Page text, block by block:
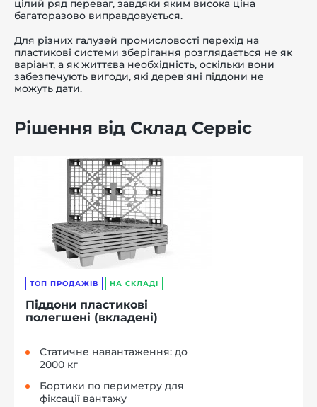
цілий ряд переваг, завдяки яким висока ціна
багаторазово виправдовується.
Для різних галузей промисловості перехід на
пластикові системи зберігання розглядається не як
варіант, а як життєва необхідність, оскільки вони
забезпечують вигоди, які дерев'яні піддони не
можуть дати.
Рішення від Склад Сервіс
ТОП ПРОДАЖІВ НА СКЛАДІ
Піддони пластикові
полегшені (вкладені)
Статичне навантаження: до
2000 кг
Бортики по периметру для
фіксації вантажу